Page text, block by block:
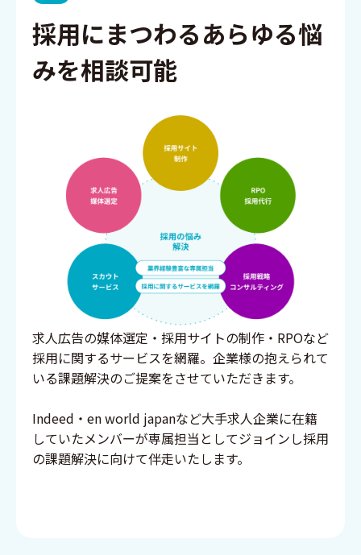
採用にまつわるあらゆる悩
みを相談可能
求人広告の媒体選定・採用サイトの制作・RPOなど
採用に関するサービスを網羅。企業様の抱えられて
いる課題解決のご提案をさせていただきます。
Indeed・en world japanなど大手求人企業に在籍
していたメンバーが専属担当としてジョインし採用
の課題解決に向けて伴走いたします。